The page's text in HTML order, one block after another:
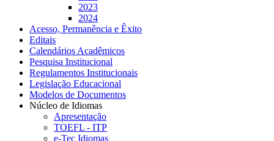
2023
2024
Acesso, Permanência e Êxito
Editais
Calendários Acadêmicos
Pesquisa Institucional
Regulamentos Institucionais
Legislação Educacional
Modelos de Documentos
Núcleo de Idiomas
Apresentação
TOEFL - ITP
e-Tec Idiomas